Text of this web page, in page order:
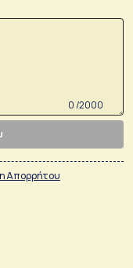
0 /2000
Απορρήτου